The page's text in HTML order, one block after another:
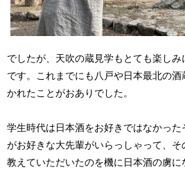
でしたが、天吹の蔵見学もとても楽しみ
です。これまでにも八戸や日本最北の
かれたことがおありでした。
学生時代は日本酒をお好きではなかっ
がお好きな大先輩がいらっしゃって、
教えていただいたのを機に日本酒の虜に